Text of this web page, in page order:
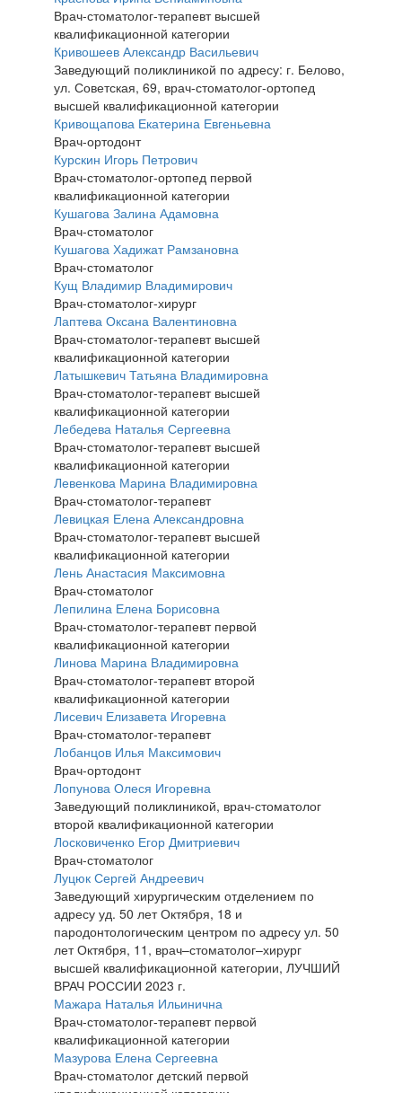
Врач-стоматолог-терапевт высшей
квалификационной категории
Кривошеев Александр Васильевич
Заведующий поликлиникой по адресу: г. Белово,
ул. Советская, 69, врач-стоматолог-ортопед
высшей квалификационной категории
Кривощапова Екатерина Евгеньевна
Врач-ортодонт
Курскин Игорь Петрович
Врач-стоматолог-ортопед первой
квалификационной категории
Кушагова Залина Адамовна
Врач-стоматолог
Кушагова Хадижат Рамзановна
Врач-стоматолог
Кущ Владимир Владимирович
Врач-стоматолог-хирург
Лаптева Оксана Валентиновна
Врач-стоматолог-терапевт высшей
квалификационной категории
Латышкевич Татьяна Владимировна
Врач-стоматолог-терапевт высшей
квалификационной категории
Лебедева Наталья Сергеевна
Врач-стоматолог-терапевт высшей
квалификационной категории
Левенкова Марина Владимировна
Врач-стоматолог-терапевт
Левицкая Елена Александровна
Врач-стоматолог-терапевт высшей
квалификационной категории
Лень Анастасия Максимовна
Врач-стоматолог
Лепилина Елена Борисовна
Врач-стоматолог-терапевт первой
квалификационной категории
Линова Марина Владимировна
Врач-стоматолог-терапевт второй
квалификационной категории
Лисевич Елизавета Игоревна
Врач-стоматолог-терапевт
Лобанцов Илья Максимович
Врач-ортодонт
Лопунова Олеся Игоревна
Заведующий поликлиникой, врач-стоматолог
второй квалификационной категории
Лосковиченко Егор Дмитриевич
Врач-стоматолог
Луцюк Сергей Андреевич
Заведующий хирургическим отделением по
адресу уд. 50 лет Октября, 18 и
пародонтологическим центром по адресу ул. 50
лет Октября, 11, врач–стоматолог–хирург
высшей квалификационной категории, ЛУЧШИЙ
ВРАЧ РОССИИ 2023 г.
Мажара Наталья Ильинична
Врач-стоматолог-терапевт первой
квалификационной категории
Мазурова Елена Сергеевна
Врач-стоматолог детский первой